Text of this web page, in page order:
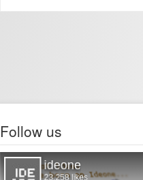
Follow us